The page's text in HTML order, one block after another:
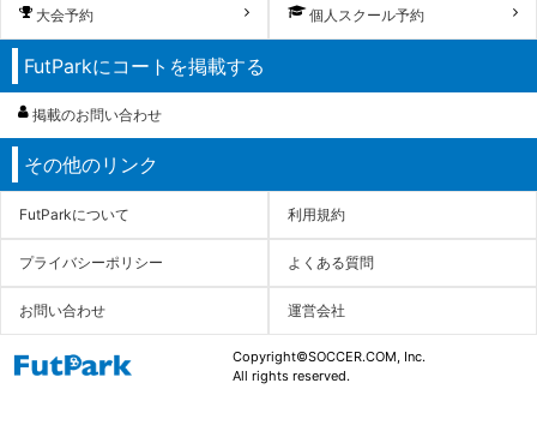
大会予約 個人スクール予約
FutParkにコートを掲載する
掲載のお問い合わせ
その他のリンク
FutParkについて 利用規約
プライバシーポリシー よくある質問
お問い合わせ 運営会社
Copyright©SOCCER.COM, Inc.
All rights reserved.